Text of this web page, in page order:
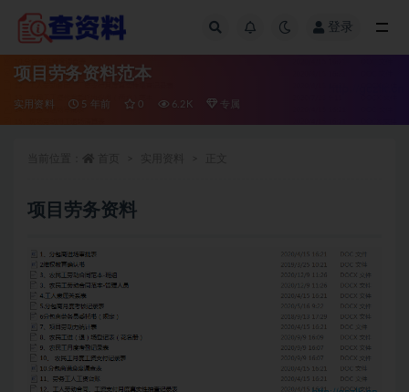
登录
项目劳务资料范本
实用资料 5 年前 0 6.2K 专属
项目劳务资料